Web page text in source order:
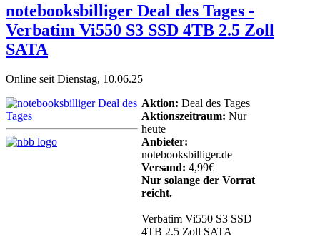
notebooksbilliger Deal des Tages -
Verbatim Vi550 S3 SSD 4TB 2.5 Zoll
SATA
Online seit Dienstag, 10.06.25
Aktion: Deal des Tages
Aktionszeitraum: Nur
heute
Anbieter:
notebooksbilliger.de
Versand: 4,99€
Nur solange der Vorrat
reicht.
Verbatim Vi550 S3 SSD
4TB 2.5 Zoll SATA